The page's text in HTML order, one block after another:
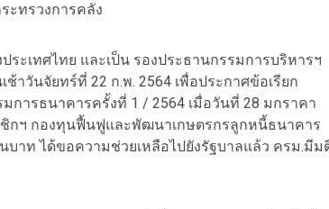
ะทรวงการคลัง
ะเทศไทย และเป็น รองประธานกรรมการบริหารฯ
วันจัยทร์ที่ 22 ก.พ. 2564 เพื่อประกาศข้อเรียก
ารธนาคารครั้งที่ 1 / 2564 เมื่อวันที่ 28 มกราคา
กฯ กองทุนฟื้นฟูและพัฒนาเกษตรกรลูกหนี้ธนาคาร
าท ได้ขอความช่วยเหลือไปยังรัฐบาลแล้ว ครม.มีม